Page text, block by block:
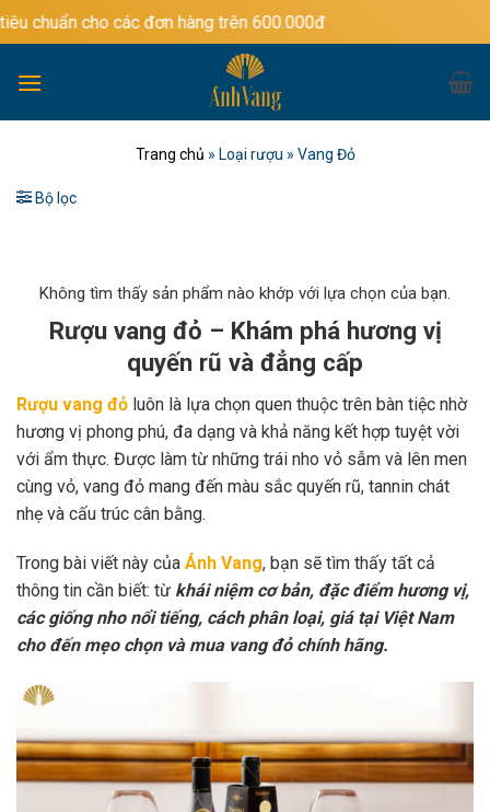
Bỏ
qua
dung
các đơn hàng trên 600.000đ
Trang chủ » Loại rượu » Vang Đỏ
Bộ lọc
Không tìm thấy sản phẩm nào khớp với lựa chọn của bạn.
Rượu vang đỏ – Khám phá hương vị
quyến rũ và đẳng cấp
Rượu vang đỏ luôn là lựa chọn quen thuộc trên bàn tiệc nhờ
hương vị phong phú, đa dạng và khả năng kết hợp tuyệt vời
với ẩm thực. Được làm từ những trái nho vỏ sẫm và lên men
cùng vỏ, vang đỏ mang đến màu sắc quyến rũ, tannin chát
nhẹ và cấu trúc cân bằng.
Trong bài viết này của Ánh Vang, bạn sẽ tìm thấy tất cả
thông tin cần biết: từ khái niệm cơ bản, đặc điểm hương vị,
các giống nho nổi tiếng, cách phân loại, giá tại Việt Nam
cho đến mẹo chọn và mua vang đỏ chính hãng.